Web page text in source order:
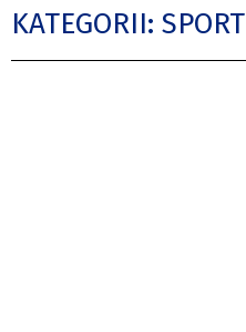
KATEGORII: SPORT